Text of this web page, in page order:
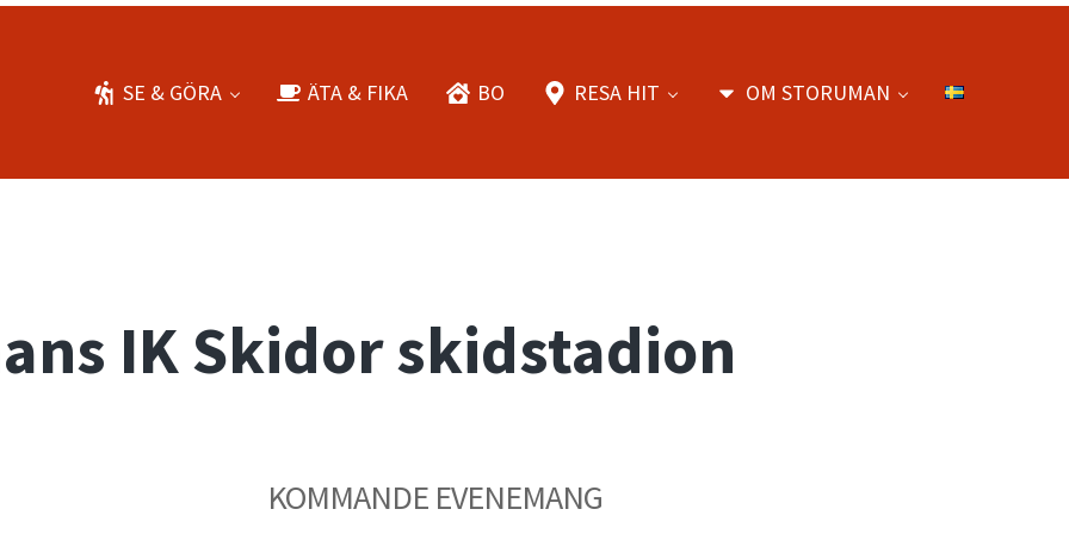
SE & GÖRA ÄTA & FIKA BO RESA HIT OM STORUMAN
IK Skidor skidstadion
KOMMANDE EVENEMANG